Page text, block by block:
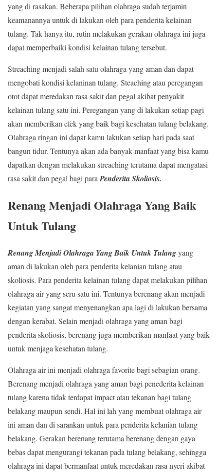
yang di rasakan. Beberapa pilihan olahraga sudah terjamin
keamanannya untuk di lakukan oleh para penderita kelainan
tulang. Tak hanya itu, rutin melakukan gerakan olahraga ini juga
dapat memperbaiki kondisi kelainan tulang tersebut.
Streaching menjadi salah satu olahraga yang aman dan dapat
mengobati kondisi kelaninan tulang. Steaching atau peregangan
otot dapat meredakan rasa sakit dan pegal akibat penyakit
kelainan tulang satu ini. Peregangan yang di lakukan setiap pagi
akan memberikan efek yang baik bagi kesehatan tulang belakang.
Olahraga ringan ini dapat kamu lakukan setiap hari pada saat
bangun tidur. Tentunya akan ada banyak manfaat yang bisa kamu
dapatkan dengan melakukan streaching terutama dapat mengatasi
rasa sakit dan pegal bagi para Penderita Skoliosis.
Renang Menjadi Olahraga Yang Baik
Untuk Tulang
Renang Menjadi Olahraga Yang Baik Untuk Tulangyang
aman di lakukan oleh para penderita kelanian tulang atau
skoliosis. Para penderita kelainan tulang dapat melakukan pilihan
olahraga air yang seru satu ini. Tentunya berenang akan menjadi
kegiatan yang sangat menyenangkan apa lagi di lakukan bersama
dengan kerabat. Selain menjadi olahraga yang aman bagi
penderita skoliosis, berenang juga memberikan manfaat yang baik
untuk menjaga kesehatan tulang.
Olahraga air ini menjadi olahraga favorite bagi sebagian orang.
Berenang menjadi olahraga yang aman bagi penederita kelainan
tulang karena tidak terdapat impact atau tekanan bagi tulang
belakang maupun sendi. Hal ini lah yang membuat olahraga air
ini aman dan di sarankan untuk para penderita kelanian tulang
belakang. Gerakan berenang terutama berenang dengan gaya
bebas dapat mengurangi tekanan pada tulang belakang, sehingga
olahraga ini dapat bermanfaat untuk meredakan rasa nyeri akibat